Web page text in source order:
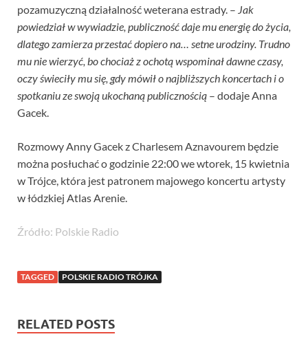
pozamuzyczną działalność weterana estrady. – Jak
powiedział w wywiadzie, publiczność daje mu energię do życia,
dlatego zamierza przestać dopiero na… setne urodziny. Trudno
mu nie wierzyć, bo chociaż z ochotą wspominał dawne czasy,
oczy świeciły mu się, gdy mówił o najbliższych koncertach i o
spotkaniu ze swoją ukochaną publicznością – dodaje Anna
Gacek.
Rozmowy Anny Gacek z Charlesem Aznavourem będzie
można posłuchać o godzinie 22:00 we wtorek, 15 kwietnia
w Trójce, która jest patronem majowego koncertu artysty
w łódzkiej Atlas Arenie.
Źródło: Polskie Radio
TAGGED POLSKIE RADIO TRÓJKA
RELATED POSTS